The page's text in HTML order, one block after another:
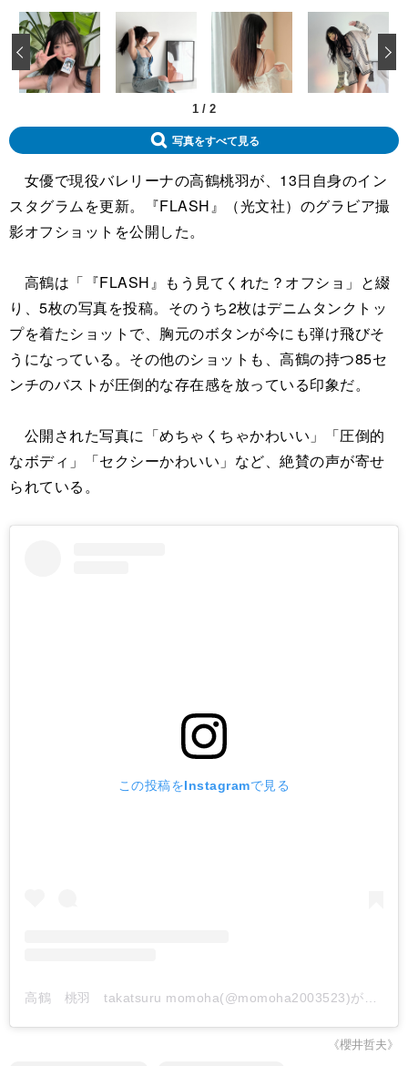
1 / 2
‹
写真をすべて見る
女優で現役バレリーナの高鶴桃羽が、13日自身のイン
スタグラムを更新。『FLASH』（光文社）のグラビア撮
影オフショットを公開した。
高鶴は「『FLASH』もう見てくれた？オフショ」と綴
り、5枚の写真を投稿。そのうち2枚はデニムタンクトッ
プを着たショットで、胸元のボタンが今にも弾け飛びそ
うになっている。その他のショットも、高鶴の持つ85セ
ンチのバストが圧倒的な存在感を放っている印象だ。
公開された写真に「めちゃくちゃかわいい」「圧倒的
なボディ」「セクシーかわいい」など、絶賛の声が寄せ
られている。
この投稿をInstagramで見る
《櫻井哲夫》